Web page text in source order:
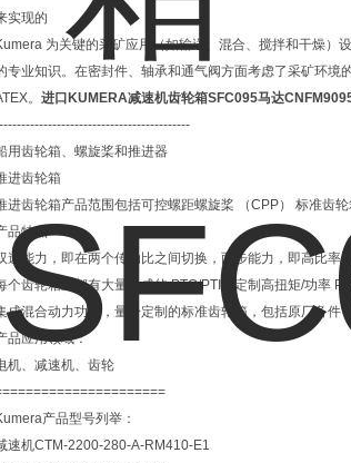
实现的
为关键的采矿应用（如输送、混合、搅拌和干燥）
专业知识。在密封件、轴承和通气阀方面考虑了采矿环
。 进口KUMERA减速机齿轮箱SFC095马达
用齿轮箱、螺旋桨和推进器
进齿轮箱
进齿轮箱产品范围包括可控螺距螺旋桨 （CPP） 标准齿
品特点
速能力，即在两个传动比之间切换，两步能力，即高比率
个齿轮箱上都有大量集成的 PTO/PTI，定制高扭矩/功率
成混合动力功能，量身定制的标准齿轮箱，包括原厂备件，
品应用领域：
机、减速机、齿轮
产品型号列举：
速机CTM-2200-280-A-RM410-E1